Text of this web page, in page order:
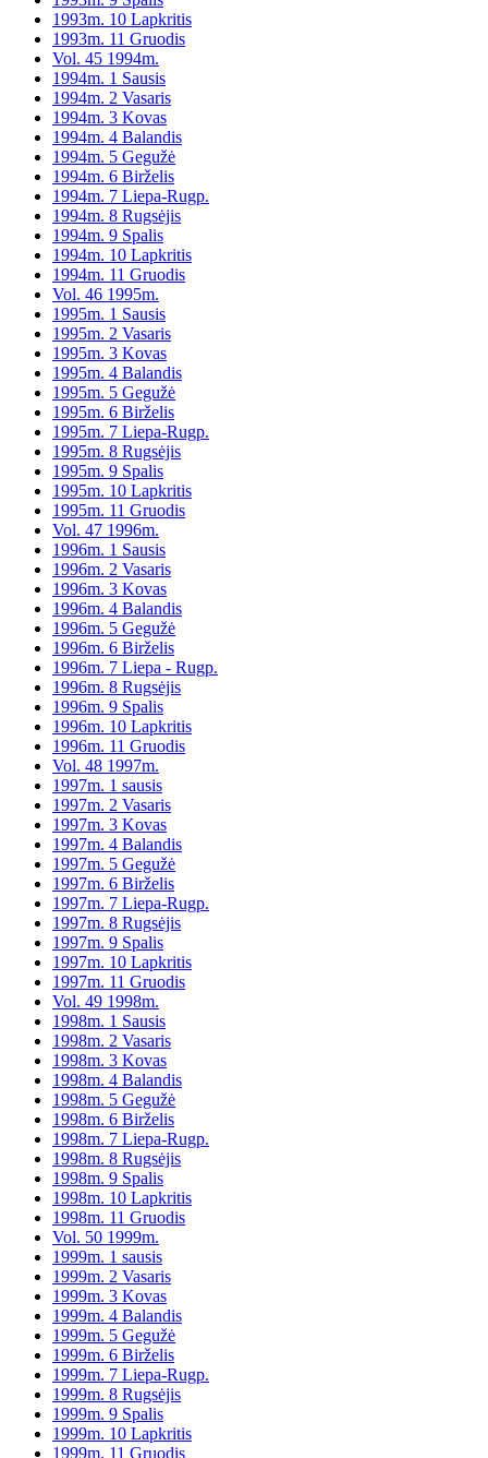
1993m. 10 Lapkritis
1993m. 11 Gruodis
Vol. 45 1994m.
1994m. 1 Sausis
1994m. 2 Vasaris
1994m. 3 Kovas
1994m. 4 Balandis
1994m. 5 Gegužė
1994m. 6 Birželis
1994m. 7 Liepa-Rugp.
1994m. 8 Rugsėjis
1994m. 9 Spalis
1994m. 10 Lapkritis
1994m. 11 Gruodis
Vol. 46 1995m.
1995m. 1 Sausis
1995m. 2 Vasaris
1995m. 3 Kovas
1995m. 4 Balandis
1995m. 5 Gegužė
1995m. 6 Birželis
1995m. 7 Liepa-Rugp.
1995m. 8 Rugsėjis
1995m. 9 Spalis
1995m. 10 Lapkritis
1995m. 11 Gruodis
Vol. 47 1996m.
1996m. 1 Sausis
1996m. 2 Vasaris
1996m. 3 Kovas
1996m. 4 Balandis
1996m. 5 Gegužė
1996m. 6 Birželis
1996m. 7 Liepa - Rugp.
1996m. 8 Rugsėjis
1996m. 9 Spalis
1996m. 10 Lapkritis
1996m. 11 Gruodis
Vol. 48 1997m.
1997m. 1 sausis
1997m. 2 Vasaris
1997m. 3 Kovas
1997m. 4 Balandis
1997m. 5 Gegužė
1997m. 6 Birželis
1997m. 7 Liepa-Rugp.
1997m. 8 Rugsėjis
1997m. 9 Spalis
1997m. 10 Lapkritis
1997m. 11 Gruodis
Vol. 49 1998m.
1998m. 1 Sausis
1998m. 2 Vasaris
1998m. 3 Kovas
1998m. 4 Balandis
1998m. 5 Gegužė
1998m. 6 Birželis
1998m. 7 Liepa-Rugp.
1998m. 8 Rugsėjis
1998m. 9 Spalis
1998m. 10 Lapkritis
1998m. 11 Gruodis
Vol. 50 1999m.
1999m. 1 sausis
1999m. 2 Vasaris
1999m. 3 Kovas
1999m. 4 Balandis
1999m. 5 Gegužė
1999m. 6 Birželis
1999m. 7 Liepa-Rugp.
1999m. 8 Rugsėjis
1999m. 9 Spalis
1999m. 10 Lapkritis
1999m. 11 Gruodis